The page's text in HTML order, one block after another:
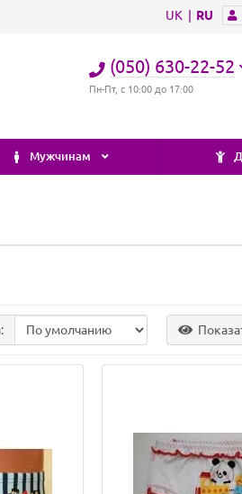
UK RU
(050) 630-22-52
Пн-Пт, с 10:00 до 17:00
Мужчинам